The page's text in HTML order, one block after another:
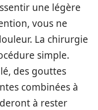
une légère
vous ne
La chirurgie
simple.
des gouttes
combinées à
à rester